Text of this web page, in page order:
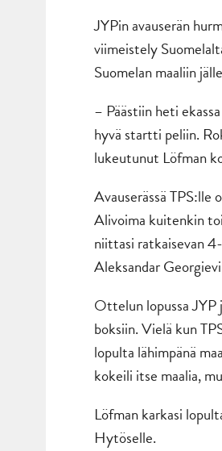
JYPin avauserän
viimeistely
Suomelan maaliin
– Päästiin heti
hyvä startti peliin.
lukeutunut Löfman
Avauserässä TPS:lle
Alivoima kuitenkin
niittasi ratkaisevan
Aleksandar
Ottelun lopussa JYP
boksiin. Vielä kun
lopulta lähimpänä
kokeili itse maalia,
Löfman karkasi
Hytöselle.